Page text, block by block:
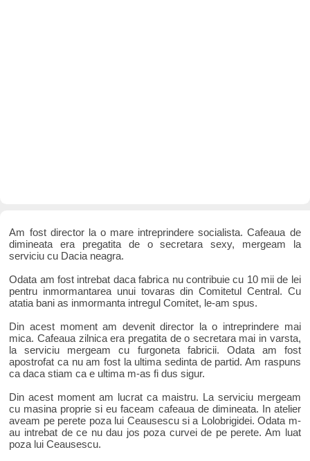
Am fost director la o mare intreprindere socialista. Cafeaua de
dimineata era pregatita de o secretara sexy, mergeam la
serviciu cu Dacia neagra.
Odata am fost intrebat daca fabrica nu contribuie cu 10 mii de lei
pentru inmormantarea unui tovaras din Comitetul Central. Cu
atatia bani as inmormanta intregul Comitet, le-am spus.
Din acest moment am devenit director la o intreprindere mai
mica. Cafeaua zilnica era pregatita de o secretara mai in varsta,
la serviciu mergeam cu furgoneta fabricii. Odata am fost
apostrofat ca nu am fost la ultima sedinta de partid. Am raspuns
ca daca stiam ca e ultima m-as fi dus sigur.
Din acest moment am lucrat ca maistru. La serviciu mergeam
cu masina proprie si eu faceam cafeaua de dimineata. In atelier
aveam pe perete poza lui Ceausescu si a Lolobrigidei. Odata m-
au intrebat de ce nu dau jos poza curvei de pe perete. Am luat
poza lui Ceausescu.